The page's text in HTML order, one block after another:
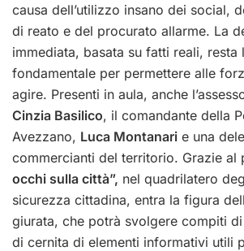
causa dell’utilizzo insano dei social,
di reato e del procurato allarme. La
immediata, basata su fatti reali, resta
fondamentale per permettere alle
agire. Presenti in aula, anche
Cinzia Basilico, il comandante della
Avezzano, Luca Montanari e una
commercianti del territorio. Grazie al
occhi sulla città”, nel quadrilatero
sicurezza cittadina, entra la figura
giurata, che potrà svolgere compiti
di cernita di elementi informativi utili